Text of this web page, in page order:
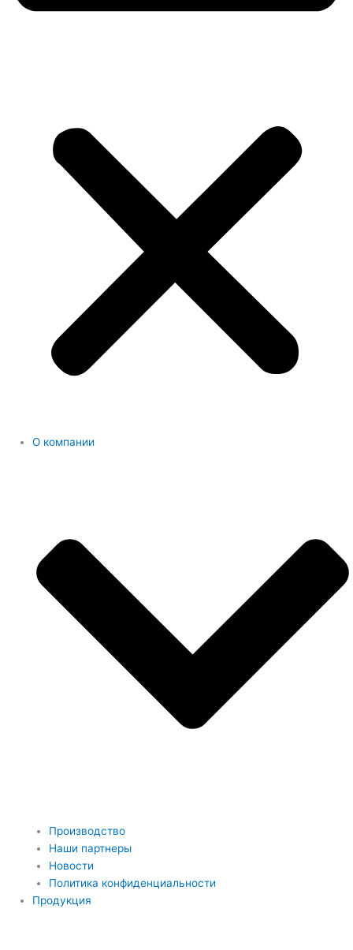
О компании
Производство
Наши партнеры
Новости
Политика конфиденциальности
Продукция